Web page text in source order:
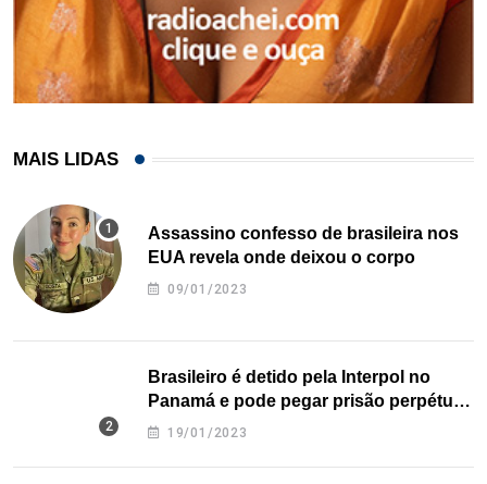
MAIS LIDAS
Assassino confesso de brasileira nos
EUA revela onde deixou o corpo
09/01/2023
Brasileiro é detido pela Interpol no
Panamá e pode pegar prisão perpétua
nos EUA
19/01/2023